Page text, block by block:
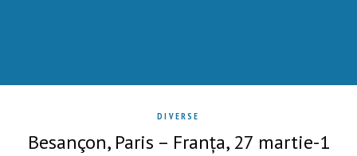
DIVERSE
Besançon, Paris – Franța, 27 martie-1